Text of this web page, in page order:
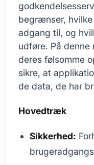
begrænser,
adgang til, og
udføre. På
deres følsomme
sikre, at
de data, de har
Hovedtræk
Sikkerhed: